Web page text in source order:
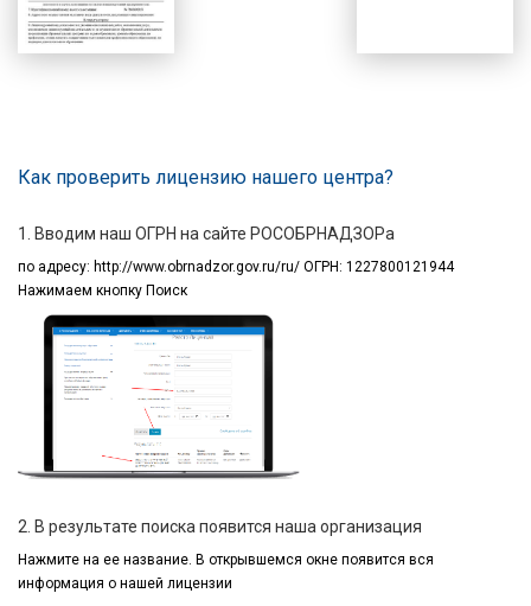
Как проверить лицензию нашего центра?
1. Вводим наш ОГРН на сайте РОСОБРНАДЗОРа
по адресу: http://www.obrnadzor.gov.ru/ru/ ОГРН: 1227800121944
Нажимаем кнопку Поиск
2. В результате поиска появится наша организация
Нажмите на ее название. В открывшемся окне появится вся
информация о нашей лицензии